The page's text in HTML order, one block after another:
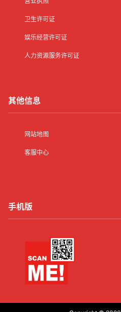
卫生许可证
娱乐经营许可证
人力资源服务许可证
其他信息
网站地图
客服中心
手机版